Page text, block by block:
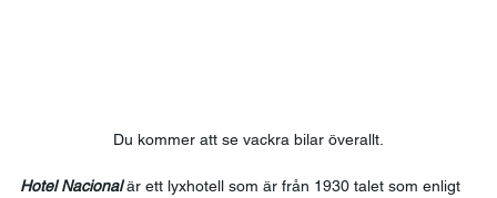
Du kommer att se vackra bilar överallt.
Hotel Nacional är ett lyxhotell som är från 1930 talet som enligt